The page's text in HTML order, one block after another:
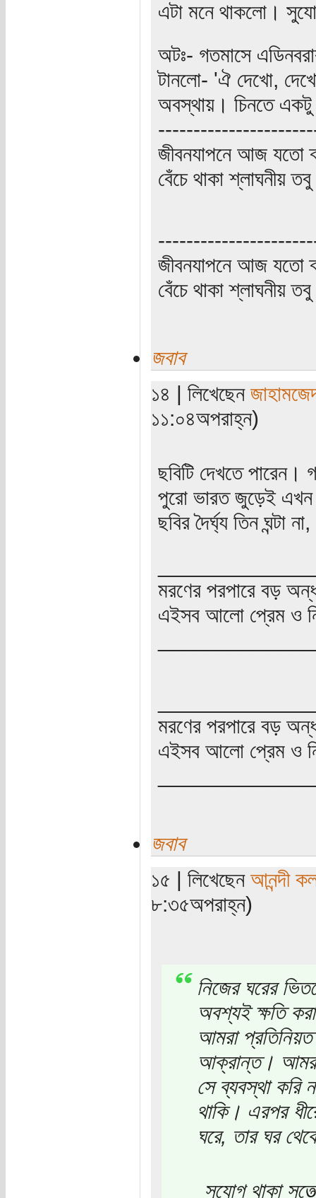
এটা মনে থাকলো।
অটঃ- গতমাসে
টানলো- 'ঐ দেখো,
অবস্থায়। চিনতে
জীবনযাপনে আজ যতো
বেঁচে থাকা শ্লাঘনীয়
জীবনযাপনে আজ যতো
বেঁচে থাকা শ্লাঘনীয়
জবাব
১৪ | লিখেছেন
১১:০৪অপরাহ্ন)
ছবিটি দেখতে পারেন।
পুরো ভারত জুড়েই এখন
ছবির দৈর্ঘ্য তিন ঘন্টা
মরণের পরপারে বড়
এইসব আলো প্রেম ও
মরণের পরপারে বড়
এইসব আলো প্রেম ও
জবাব
১৫ | লিখেছেন আনন্দী
৮:৩৫অপরাহ্ন)
নিজের ঘরের
অবশ্যই ক্ষতি
আমরা প্রতিনিয়ত
আক্রান্ত। আমরা
সে ব্যবস্থা করি
থাকি। এরপর
ঘরে, তার ঘর
সুযোগ থাকা